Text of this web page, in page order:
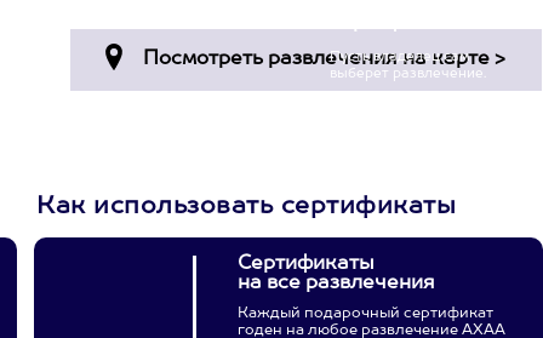
Пусть владелец сам
выберет развлечение.
Как использовать сертификаты
Сертификаты
на все развлечения
Каждый подарочный сертификат
годен на любое развлечение АХАА